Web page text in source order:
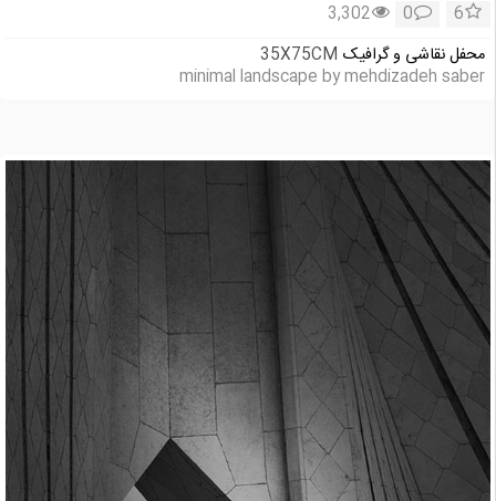
6
0
3,302
محفل نقاشی و گرافیک 35X75CM
minimal landscape by mehdizadeh saber